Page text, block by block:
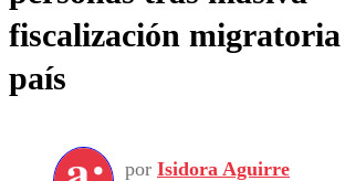
fiscalización migratoria
país
por Isidora Aguirre